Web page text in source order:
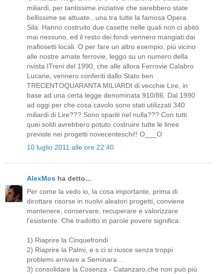
miliardi, per tantissime iniziative che sarebbero state
bellissime se attuate...una tra tutte la famosa Opera
Sila. Hanno costruito due casette nelle quali non ci abitò
mai nessuno, ed il resto dei fondi vennero mangiati dai
mafiosetti locali. O per fare un altro esempio, più vicino
alle nostre amate ferrovie, leggo su un numero della
rivista ITreni del 1990, che alle allora Ferrovie Calabro
Lucane, vennero conferiti dallo Stato ben
TRECENTOQUARANTA MILIARDI di vecchie Lire, in
base ad una certa legge denominata 910/86. Dal 1990
ad oggi per che cosa cavolo sono stati utilizzati 340
miliardi di Lire??? Sono spariti nel nulla??? Con tutti
quei soldi avrebbero potuto costruire tutte le linee
previste nei progetti novecenteschi!! O___O
10 luglio 2011 alle ore 22:40
AlexMos ha detto...
Per come la vedo io, la cosa importante, prima di
dirottare risorse in nuolvi aleatori progetti, conviene
mantenere, conservare, recuperare e valorizzare
l'esistente. Che tradotto in parole povere significa:
1) Riaprire la Cinquefrondi
2) Riaprire la Palmi, e s ci si riusce senza troppi
problemi arrivare a Seminara ..
3) consolidare la Cosenza - Catanzaro,che non può più